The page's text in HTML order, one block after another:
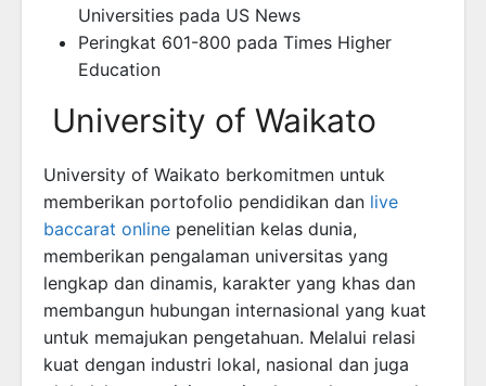
Universities pada US News
Peringkat 601-800 pada Times Higher
Education
University of Waikato
University of Waikato berkomitmen untuk
memberikan portofolio pendidikan dan live
baccarat online penelitian kelas dunia,
memberikan pengalaman universitas yang
lengkap dan dinamis, karakter yang khas dan
membangun hubungan internasional yang kuat
untuk memajukan pengetahuan. Melalui relasi
kuat dengan industri lokal, nasional dan juga